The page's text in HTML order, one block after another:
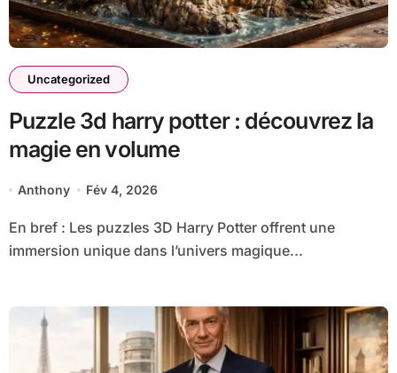
Uncategorized
Puzzle 3d harry potter : découvrez la
magie en volume
Anthony Fév 4, 2026
En bref : Les puzzles 3D Harry Potter offrent une
immersion unique dans l’univers magique...